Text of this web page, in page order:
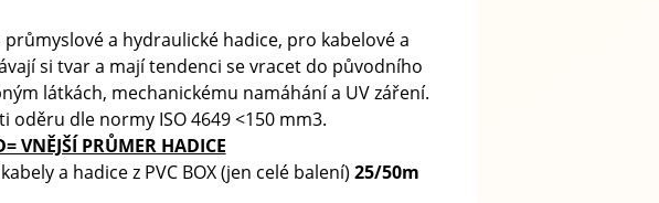
a hydraulické hadice, pro kabelové a
si tvar a mají tendenci se vracet do původního
látkách, mechanickému namáhání a UV záření.
oděru dle normy ISO 4649 <150 mm3.
VNĚJŠÍ PRŮMER HADICE
a hadice z PVC BOX (jen celé balení) 25/50m